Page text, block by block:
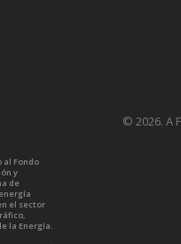
© 2026. A
al Fondo
y
de
el sector
la Energía.